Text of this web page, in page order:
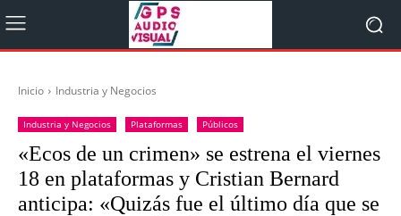
Inicio Industria y Negocios
Industria y Negocios Plataformas Públicos
«Ecos de un crimen» se estrena el viernes
18 en plataformas y Cristian Bernard
anticipa: «Quizás fue el último día que se